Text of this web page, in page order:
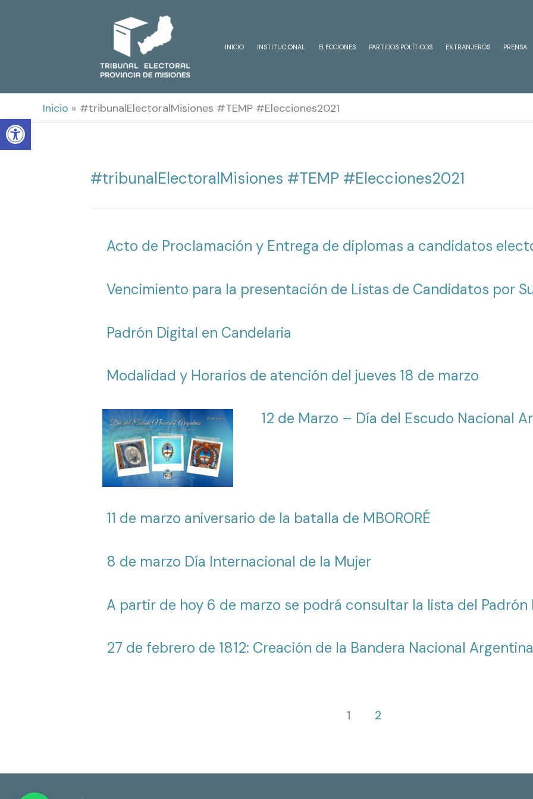
Open toolbar
INICIO INSTITUCIONAL ELECCIONES PARTIDOS POLÍTICOS EXTRANJEROS PRENSA
Inicio #tribunalElectoralMisiones #TEMP #Elecciones2021
#tribunalElectoralMisiones #TEMP #Elecciones2021
Acto de Proclamación y Entrega de diplomas a candidatos
Vencimiento para la presentación de Listas de Candidatos por
Padrón Digital en Candelaria
Modalidad y Horarios de atención del jueves 18 de marzo
12 de Marzo – Día del Escudo Nacional
11 de marzo aniversario de la batalla de MBORORÉ
8 de marzo Día Internacional de la Mujer
A partir de hoy 6 de marzo se podrá consultar la lista del Padrón
27 de febrero de 1812: Creación de la Bandera Nacional Argentina
1 2